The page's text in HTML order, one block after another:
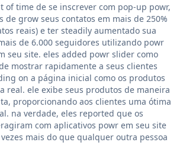
of time de se inscrever com pop-up powr,
de grow seus contatos em mais de 250%
reais) e ter steadily aumentado sua
de 6.000 seguidores utilizando powr
seu site. eles added powr slider como
mostrar rapidamente a seus clientes
on a página inicial como os produtos
real. ele exibe seus produtos de maneira
proporcionando aos clientes uma ótima
na verdade, eles reported que os
com aplicativos powr em seu site
mais do que qualquer outra pessoa